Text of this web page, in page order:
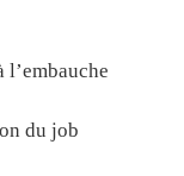
l’embauche
du job